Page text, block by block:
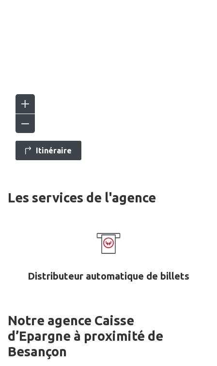
Itinéraire
Les services de l'agence
Distributeur automatique de billets
Notre agence Caisse
d’Epargne à proximité de
Besançon